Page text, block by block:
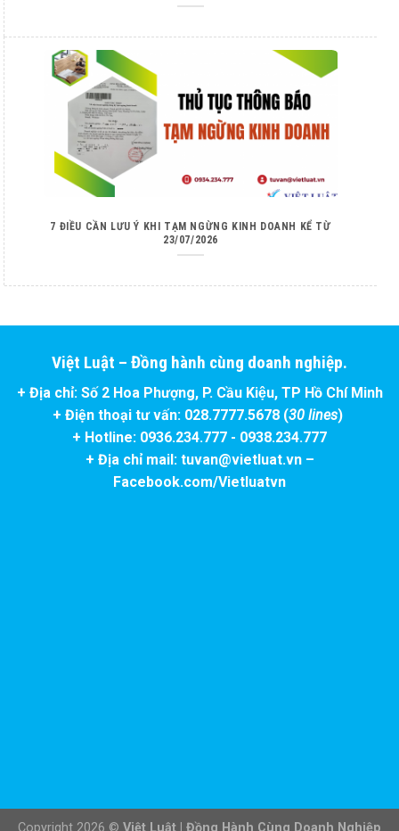
7 ĐIỀU CẦN LƯU Ý KHI TẠM NGỪNG KINH DOANH KỂ TỪ
23/07/2026
Việt Luật – Đồng hành cùng doanh nghiệp.
+ Địa chỉ: Số 2 Hoa Phượng, P. Cầu Kiệu, TP Hồ Chí Minh
+ Điện thoại tư vấn: 028.7777.5678 (30 lines)
+ Hotline: 0936.234.777 - 0938.234.777
+ Địa chỉ mail: tuvan@vietluat.vn –
Facebook.com/Vietluatvn
Copyright 2026 © Việt Luật Đồng Hành Cùng Doanh Nghiệp